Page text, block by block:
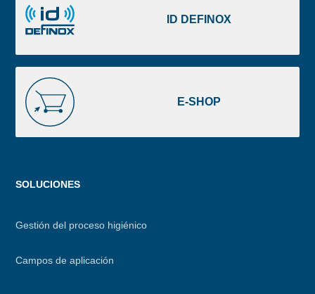
ID DEFINOX
DEFINOX
E-SHOP
SHOP
Menu
SOLUCIONES
Gestión del proceso higiénico
Campos de aplicación